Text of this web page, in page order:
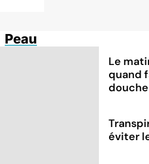
Peau
Le
quand
éviter